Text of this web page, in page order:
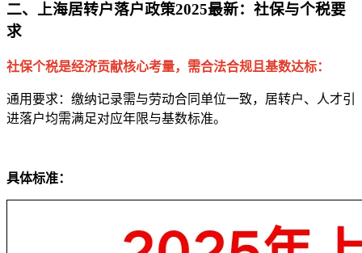
二、上海居转户落户政策2025最新：社保与个税要
求​
社保个税是经济贡献核心考量，需合法合规且基数达标：​
通用要求：缴纳记录需与劳动合同单位一致，居转户、人才引
进落户均需满足对应年限与基数标准。​
具体标准：​